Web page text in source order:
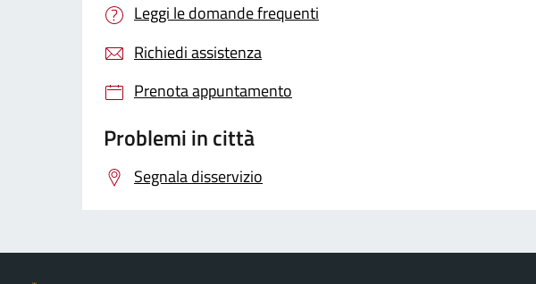
Leggi le domande frequenti
Richiedi assistenza
Prenota appuntamento
Problemi in città
Segnala disservizio